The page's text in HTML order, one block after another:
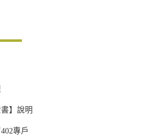
】說明
專戶